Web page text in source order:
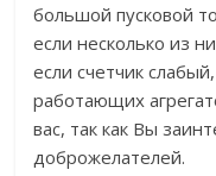
большой пусковой
если несколько из
если счетчик
работающих
вас, так как Вы
доброжелателей.